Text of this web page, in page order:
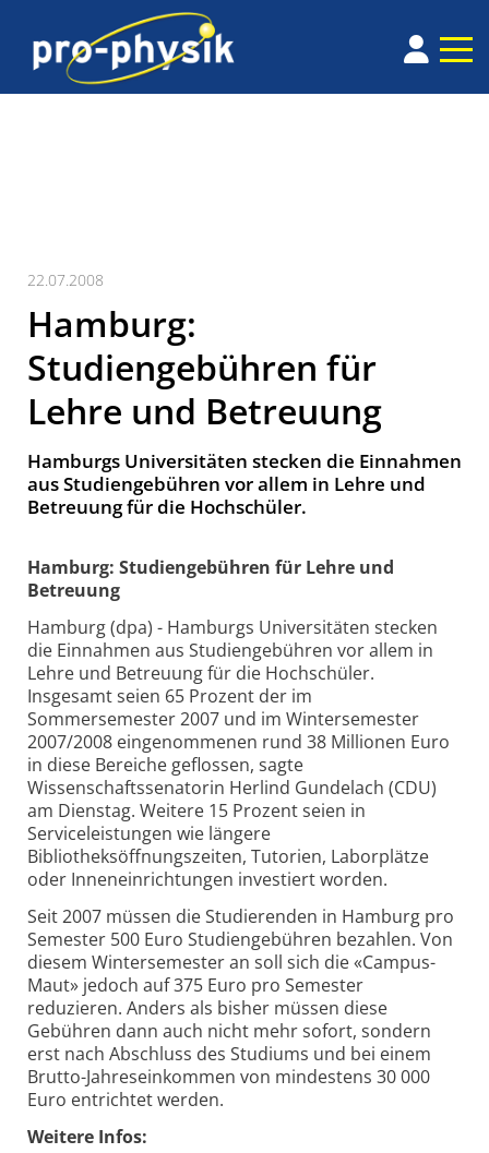
22.07.2008
Hamburg:
Studiengebühren für
Lehre und Betreuung
Hamburgs Universitäten stecken die Einnahmen
aus Studiengebühren vor allem in Lehre und
Betreuung für die Hochschüler.
Hamburg: Studiengebühren für Lehre und
Betreuung
Hamburg (dpa) - Hamburgs Universitäten stecken
die Einnahmen aus Studiengebühren vor allem in
Lehre und Betreuung für die Hochschüler.
Insgesamt seien 65 Prozent der im
Sommersemester 2007 und im Wintersemester
2007/2008 eingenommenen rund 38 Millionen Euro
in diese Bereiche geflossen, sagte
Wissenschaftssenatorin Herlind Gundelach (CDU)
am Dienstag. Weitere 15 Prozent seien in
Serviceleistungen wie längere
Bibliotheksöffnungszeiten, Tutorien, Laborplätze
oder Inneneinrichtungen investiert worden.
Seit 2007 müssen die Studierenden in Hamburg pro
Semester 500 Euro Studiengebühren bezahlen. Von
diesem Wintersemester an soll sich die «Campus-
Maut» jedoch auf 375 Euro pro Semester
reduzieren. Anders als bisher müssen diese
Gebühren dann auch nicht mehr sofort, sondern
erst nach Abschluss des Studiums und bei einem
Brutto-Jahreseinkommen von mindestens 30 000
Euro entrichtet werden.
Weitere Infos: